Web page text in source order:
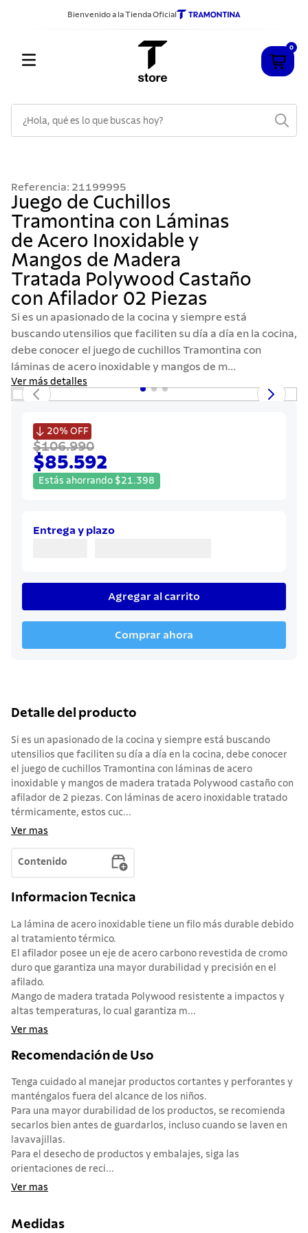
Bienvenido a la Tienda Oficial
0
Referencia: 21199995
Juego de Cuchillos
Tramontina con Láminas
de Acero Inoxidable y
Mangos de Madera
Tratada Polywood Castaño
con Afilador 02 Piezas
Si es un apasionado de la cocina y siempre está
buscando utensilios que faciliten su día a día en la cocina,
debe conocer el juego de cuchillos Tramontina con
láminas de acero inoxidable y mangos de m...
Ver más detalles
 20% OFF
$106.990
$85.592
Estás ahorrando $21.398
Entrega y plazo
Agregar al carrito
Comprar ahora
Detalle del producto
Si es un apasionado de la cocina y siempre está buscando
utensilios que faciliten su día a día en la cocina, debe conocer
el juego de cuchillos Tramontina con láminas de acero
inoxidable y mangos de madera tratada Polywood castaño con
afilador de 2 piezas. Con láminas de acero inoxidable tratado
térmicamente, estos cuc...
Ver mas
Contenido
Informacion Tecnica
La lámina de acero inoxidable tiene un filo más durable debido
al tratamiento térmico.
El afilador posee un eje de acero carbono revestida de cromo
duro que garantiza una mayor durabilidad y precisión en el
afilado.
Mango de madera tratada Polywood resistente a impactos y
altas temperaturas, lo cual garantiza m...
Ver mas
Recomendación de Uso
Tenga cuidado al manejar productos cortantes y perforantes y
manténgalos fuera del alcance de los niños.
Para una mayor durabilidad de los productos, se recomienda
secarlos bien antes de guardarlos, incluso cuando se laven en
lavavajillas.
Para el desecho de productos y embalajes, siga las
orientaciones de reci...
Ver mas
Medidas
2 .
sarten
3.
cubiertos
4.
ollas
5.
acero inoxidable
6.
grano
7.
442
8 .
solar
9.
cuchillo
10. allegra